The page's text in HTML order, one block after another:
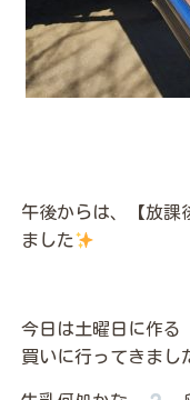
午後からは、【放課
ました
今日は土曜日に作る
買いに行ってきまし